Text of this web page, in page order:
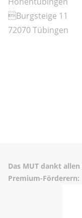
Burgsteige 11
72070 Tübingen
Das MUT dankt allen
Premium-Förderern: